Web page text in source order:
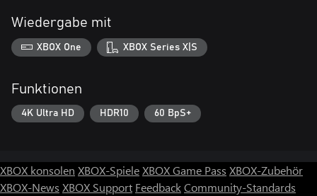
Wiedergabe mit
XBOX One XBOX Series X|S
Funktionen
4K Ultra HD HDR10 60 BpS+
XBOX konsolen XBOX-SpieleXBOX Game Pass XBOX-Zubehör
XBOX-News XBOX Support FeedbackCommunity-Standards